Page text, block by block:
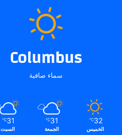
Columbus
سماء صافية
32
℃
الخميس
31
℃
الجمعة
31
℃
السبت